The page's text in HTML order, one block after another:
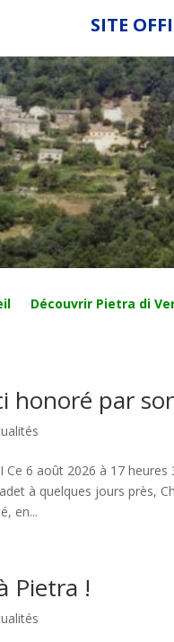
SITE
Découvrir Pietra di
honoré par
Ce 6 août 2026 à 17
à quelques jours près,
en...
Pietra !